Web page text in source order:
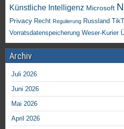
Künstliche Intelligenz Microsoft
Privacy Recht Regulierung Russland
Vorratsdatenspeicherung Weser-Kurier
Archiv
Juli 2026
Juni 2026
Mai 2026
April 2026